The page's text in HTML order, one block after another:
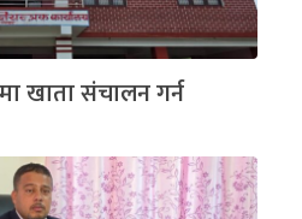
खाता संचालन गर्न